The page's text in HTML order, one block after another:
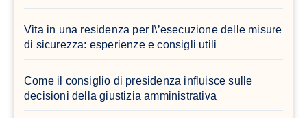
Vita in una residenza per l\’esecuzione delle misure
di sicurezza: esperienze e consigli utili
Come il consiglio di presidenza influisce sulle
decisioni della giustizia amministrativa